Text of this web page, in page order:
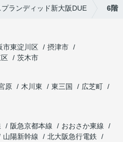
プランディッド新大阪DUE 6階
市東淀川区
摂津市
茨木市
原 木川東 東三国
広芝町
阪急京都本線
おおさか東線
山陽新幹線
北大阪急行電鉄